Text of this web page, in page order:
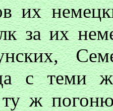
их
за их
с теми
ж